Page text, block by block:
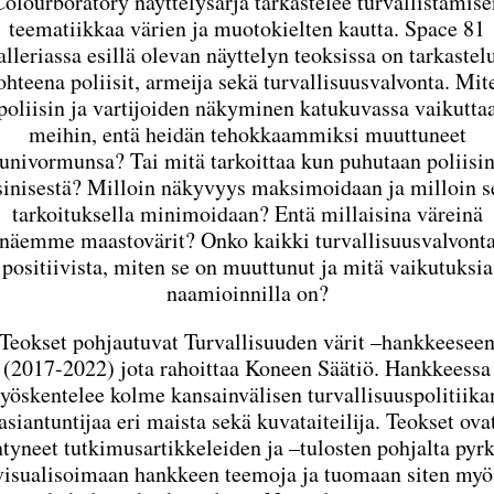
teematiikkaa värien ja muotokielten kautta. Space 81
esillä olevan näyttelyn teoksissa on
poliisit, armeija sekä turvallisuusvalvonta.
ja vartijoiden näkyminen katukuvassa
meihin, entä heidän tehokkaammiksi muuttuneet
univormunsa? Tai mitä tarkoittaa kun puhutaan poliisin
Milloin näkyvyys maksimoidaan ja milloin
tarkoituksella minimoidaan? Entä millaisina väreinä
näemme maastovärit? Onko kaikki
positiivista, miten se on muuttunut ja mitä vaikutuksia
naamioinnilla on?
Teokset pohjautuvat Turvallisuuden värit –hankkeeseen
(2017-2022) jota rahoittaa Koneen Säätiö. Hankkeessa
kolme kansainvälisen
eri maista sekä kuvataiteilija. Teokset
tutkimusartikkeleiden ja –tulosten pohjalta
hankkeen teemoja ja tuomaan siten